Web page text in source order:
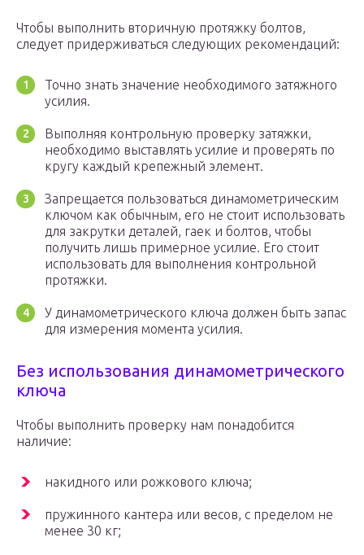
Чтобы выполнить вторичную протяжку болтов,
следует придерживаться следующих рекомендаций:
Точно знать значение необходимого затяжного
усилия.
Выполняя контрольную проверку затяжки,
необходимо выставлять усилие и проверять по
кругу каждый крепежный элемент.
Запрещается пользоваться динамометрическим
ключом как обычным, его не стоит использовать
для закрутки деталей, гаек и болтов, чтобы
получить лишь примерное усилие. Его стоит
использовать для выполнения контрольной
протяжки.
У динамометрического ключа должен быть запас
для измерения момента усилия.
Без использования динамометрического
ключа
Чтобы выполнить проверку нам понадобится
наличие:
накидного или рожкового ключа;
пружинного кантера или весов, с пределом не
менее 30 кг;